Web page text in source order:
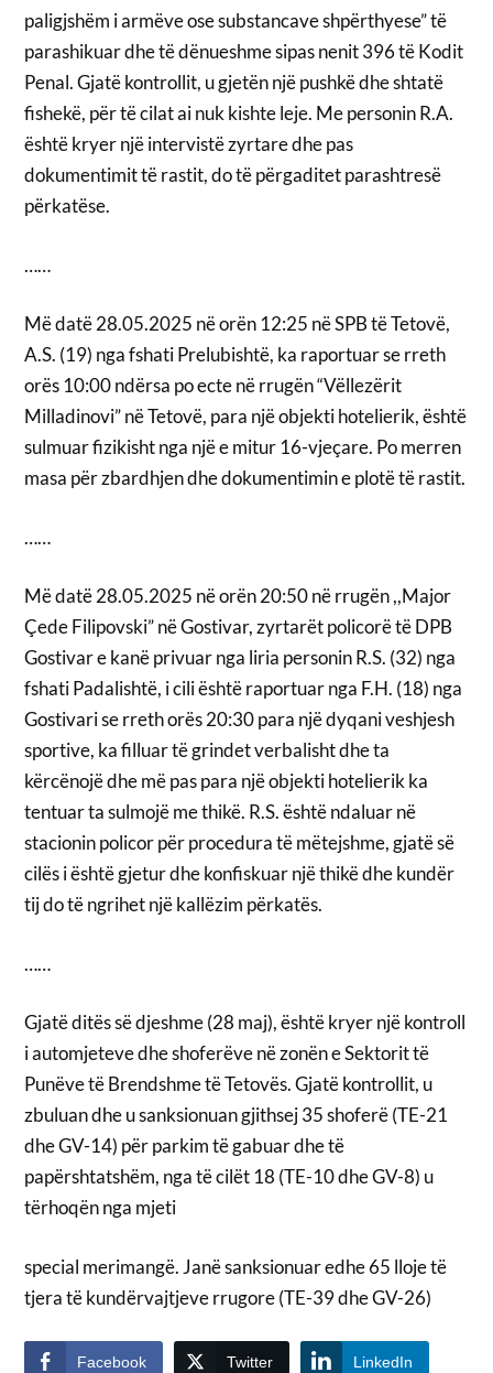
paligjshëm i armëve ose substancave shpërthyese” të
parashikuar dhe të dënueshme sipas nenit 396 të Kodit
Penal. Gjatë kontrollit, u gjetën një pushkë dhe shtatë
fishekë, për të cilat ai nuk kishte leje. Me personin R.A.
është kryer një intervistë zyrtare dhe pas
dokumentimit të rastit, do të përgaditet parashtresë
përkatëse.
……
Më datë 28.05.2025 në orën 12:25 në SPB të Tetovë,
A.S. (19) nga fshati Prelubishtë, ka raportuar se rreth
orës 10:00 ndërsa po ecte në rrugën “Vëllezërit
Milladinovi” në Tetovë, para një objekti hotelierik, është
sulmuar fizikisht nga një e mitur 16-vjeçare. Po merren
masa për zbardhjen dhe dokumentimin e plotë të rastit.
……
Më datë 28.05.2025 në orën 20:50 në rrugën ,,Major
Çede Filipovski” në Gostivar, zyrtarët policorë të DPB
Gostivar e kanë privuar nga liria personin R.S. (32) nga
fshati Padalishtë, i cili është raportuar nga F.H. (18) nga
Gostivari se rreth orës 20:30 para një dyqani veshjesh
sportive, ka filluar të grindet verbalisht dhe ta
kërcënojë dhe më pas para një objekti hotelierik ka
tentuar ta sulmojë me thikë. R.S. është ndaluar në
stacionin policor për procedura të mëtejshme, gjatë së
cilës i është gjetur dhe konfiskuar një thikë dhe kundër
tij do të ngrihet një kallëzim përkatës.
……
Gjatë ditës së djeshme (28 maj), është kryer një kontroll
i automjeteve dhe shoferëve në zonën e Sektorit të
Punëve të Brendshme të Tetovës. Gjatë kontrollit, u
zbuluan dhe u sanksionuan gjithsej 35 shoferë (TE-21
dhe GV-14) për parkim të gabuar dhe të
papërshtatshëm, nga të cilët 18 (TE-10 dhe GV-8) u
tërhoqën nga mjeti
special merimangë. Janë sanksionuar edhe 65 lloje të
tjera të kundërvajtjeve rrugore (TE-39 dhe GV-26)
Facebook Twitter LinkedIn